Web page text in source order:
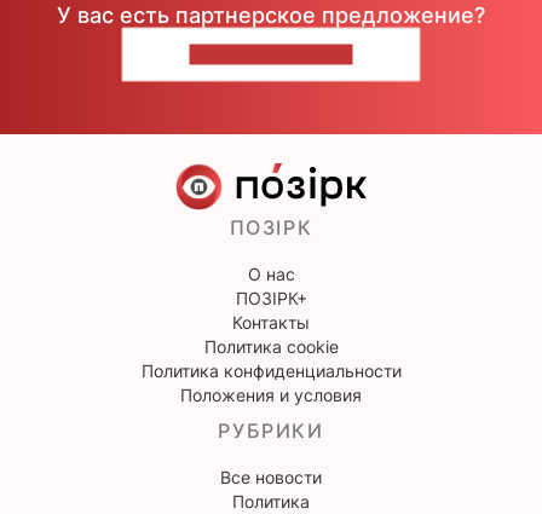
У вас есть партнерское предложение?
ПОЗІРК
О нас
ПОЗІРК+
Контакты
Политика cookie
Политика конфиденциальности
Положения и условия
РУБРИКИ
Все новости
Политика